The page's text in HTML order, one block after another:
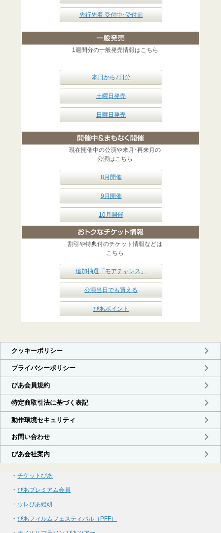
先行先着 受付中･受付前
1週間分の一般発売情報はこちら
本日から7日分
土曜日発売
日曜日発売
現在開催中の公演や来月･再来月の
公演はこちら
8月開催
9月開催
10月開催
割引や特典付のチケット情報などは
こちら
追加抽選「モアチャンス」
公演当日でも買える
ぴあポイント
・チケットぴあ
・ぴあプレミアム会員
・ ウレぴあ総研
・ぴあフィルムフェスティバル（PFF）